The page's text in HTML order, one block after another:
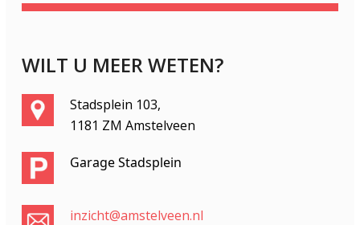
WILT U MEER WETEN?
Stadsplein 103,
1181 ZM Amstelveen
Garage Stadsplein
inzicht@amstelveen.nl